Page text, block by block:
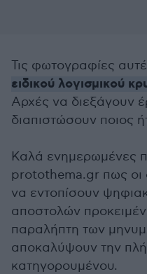
Τις φωτογραφίες
ειδικού λογισμικού
Αρχές να διεξάγουν
διαπιστώσουν ποιος
Καλά ενημερωμένες
protothema.gr πως οι
να εντοπίσουν
αποστολών
παραλήπτη των
αποκαλύψουν την
κατηγορουμένου.